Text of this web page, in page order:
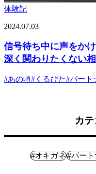
体験記
2024.07.03
信号待ち中に声をか
深く関わりたくない
#あの頃# くるぴた#パート
カ
#オキガネ#パー